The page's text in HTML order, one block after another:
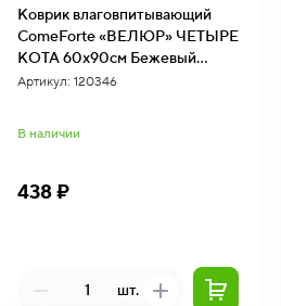
Коврик влаговпитывающий
ComeForte «ВЕЛЮР» ЧЕТЫРЕ
КОТА 60х90см Бежевый
10шт/уп TCLR/W-1909
Артикул: 120346
В наличии
438 ₽
шт.